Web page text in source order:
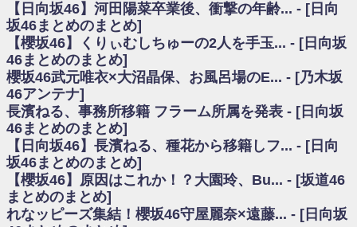
願いバッハ！』ミーグリ日程がこちら
欅坂/日向坂46まとめのまとめ / 【櫻坂46】ミーグリで喧嘩！？山下瞳月、
これはマジギレしてる
乃木坂46アンテナ / 【櫻坂46】ハリソン守屋「ゆーづのせいです」【ラヴ
ィット!】
乃木坂あんてな ～乃木坂46・欅坂46・日向坂46のニュース・情報・話題
をピックアップ / 良い品揃え！櫻坂46 12thシングル『Make or Break』オフィ
シャルグッズ絶賛販売受付中
日向坂46まとめのまとめ / 【日向坂46】この月、何かあるのか！？『お願
いバッハ！』ミーグリ日程がこちら
日向坂46まとめのまとめ / 【元日向坂46】この卒業生、めちゃくちゃテレ
ビで見かけるな
欅坂/日向坂46まとめのまとめ / 【櫻坂46】リアルミーグリであの販売も！
『Make or Break』オフィシャルグッズ解禁
乃木坂46アンテナ / 【櫻坂46】ミーグリで喧嘩！？山下瞳月、これはマジ
【日向坂46】河田陽菜卒業後、衝撃の年齢... - [日向
坂46まとめのまとめ]
【櫻坂46】くりぃむしちゅーの2人を手玉... - [日向坂
46まとめのまとめ]
櫻坂46武元唯衣×大沼晶保、お風呂場のE... - [乃木坂
46アンテナ]
長濱ねる、事務所移籍 フラーム所属を発表 - [日向坂
46まとめのまとめ]
【日向坂46】長濱ねる、種花から移籍しフ... - [日向
坂46まとめのまとめ]
【櫻坂46】原因はこれか！？大園玲、Bu... - [坂道46
まとめのまとめ]
れなッピーズ集結！櫻坂46守屋麗奈×遠藤... - [日向坂